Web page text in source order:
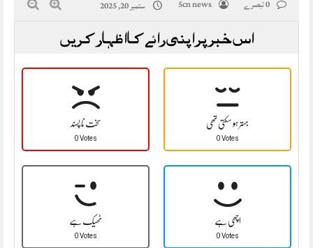
5cn news ستمبر 20, 2025
اس خبر پر اپنی رائے کا اظہار کریں
سخت نا پسند
0 Votes
بہتر ہو سکتی تھی
0 Votes
ٹھیک ہے
0 Votes
اچھی ہے
0 Votes